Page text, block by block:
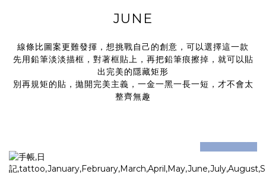
JUNE
線條比圖案更難發揮，想挑戰自己的創意，可以選擇這一款
先用鉛筆淡淡描框，對著框貼上，再把鉛筆痕擦掉，就可以貼
出完美的隱藏矩形
別再規矩的貼，拋開完美主義，一金一黑一長一短，才不會太
整齊無趣
prev next